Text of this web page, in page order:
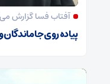
آفتاب فسا گزارش
پیاده روی